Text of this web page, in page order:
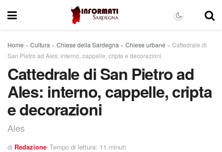
Home » Cultura » Chiese della Sardegna » Chiese urbane » Cattedrale di
San Pietro ad Ales: interno, cappelle, cripta e decorazioni
Cattedrale di San Pietro ad
Ales: interno, cappelle, cripta
e decorazioni
Ales
di Redazione Tempo di lettura: 11 minuti